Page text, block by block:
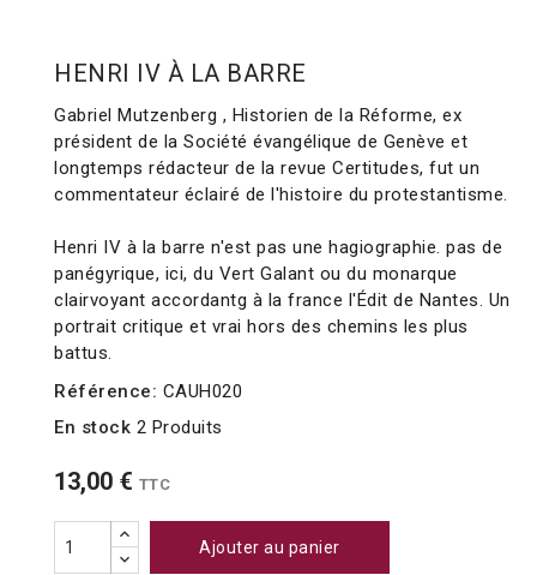
HENRI IV À LA BARRE
Gabriel Mutzenberg , Historien de la Réforme, ex
président de la Société évangélique de Genève et
longtemps rédacteur de la revue Certitudes, fut un
commentateur éclairé de l'histoire du protestantisme.
Henri IV à la barre n'est pas une hagiographie. pas de
panégyrique, ici, du Vert Galant ou du monarque
clairvoyant accordantg à la france l'Édit de Nantes. Un
portrait critique et vrai hors des chemins les plus
battus.
Référence: CAUH020
En stock 2 Produits
13,00 € TTC
Ajouter au panier